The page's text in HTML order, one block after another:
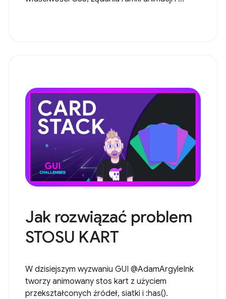
Jak rozwiązać problem
STOSU KART
W dzisiejszym wyzwaniu GUI @AdamArgyleInk
tworzy animowany stos kart z użyciem
przekształconych źródeł, siatki i :has().